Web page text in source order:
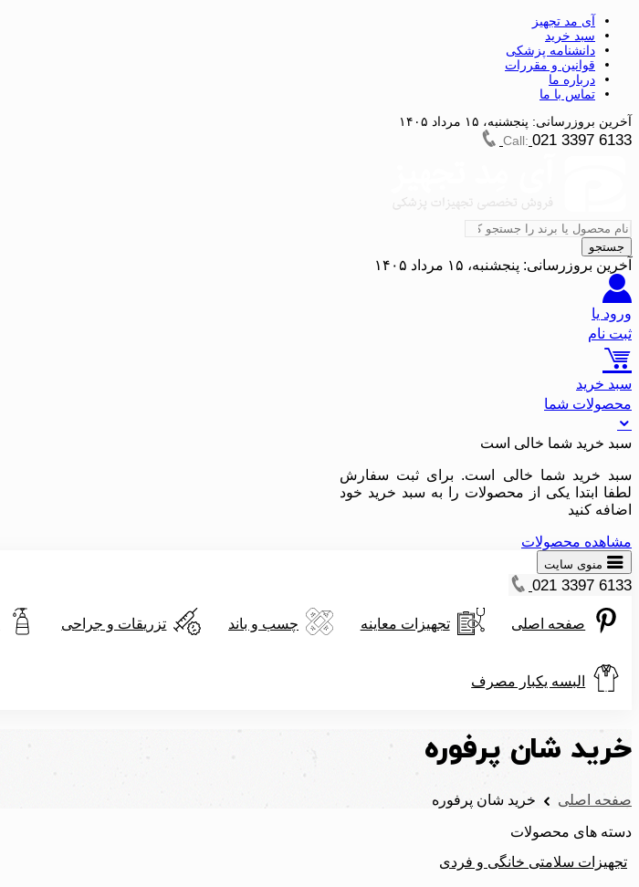
آی مد تجهیز
سبد خرید
دانشنامه پزشکی
قوانین و مقررات
درباره ما
تماس با ما
آخرین بروزرسانی: پنجشنبه، ۱۵ مرداد ۱۴۰۵
Call: 021 3397 6133
جستجو
آخرین بروزرسانی: پنجشنبه، ۱۵ مرداد ۱۴۰۵
ورود یا
ثبت نام
سبد خرید
محصولات شما
سبد خرید شما خالی است
سبد خرید شما خالی است. برای ثبت سفارش
لطفا ابتدا یکی از محصولات را به سبد خرید خود
اضافه کنید
مشاهده محصولات
منوی سایت
021 3397 6133
صفحه اصلی تجهیزات معاینه چسب و باند تزریقات و جراحی
البسه یکبار مصرف
خرید شان پرفوره
صفحه اصلی خرید شان پرفوره
دسته های محصولات
تجهیزات سلامتی خانگی و فردی